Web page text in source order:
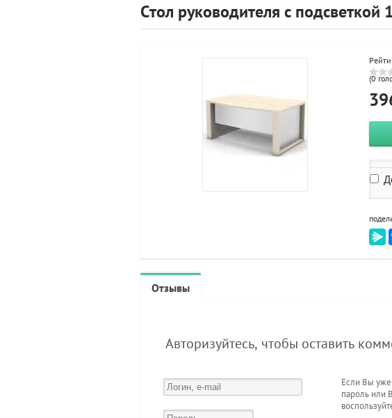
Стол руководителя с
(0
Отзывы
Авторизуйтесь, чтобы оставить
Если Вы уже
пароль или